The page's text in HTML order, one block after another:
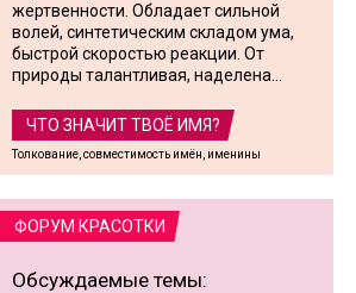
жертвенности. Обладает сильной
волей, синтетическим складом ума,
быстрой скоростью реакции. От
природы талантливая, наделена...
ЧТО ЗНАЧИТ ТВОЁ ИМЯ?
Толкование, совместимость имён, именины
ФОРУМ КРАСОТКИ
Обсуждаемые темы: